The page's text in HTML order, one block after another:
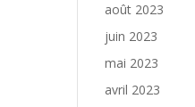
août 2023
juin 2023
mai 2023
avril 2023